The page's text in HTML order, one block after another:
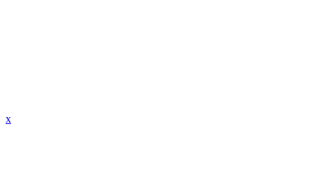
x